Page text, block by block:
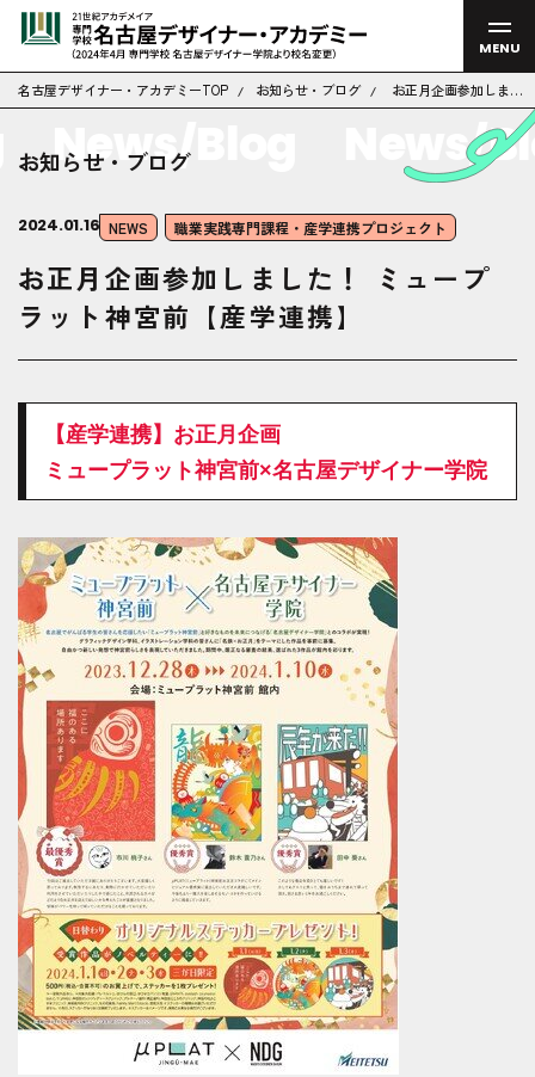
MENU
名古屋デザイナー・アカデミーTOP お知らせ・ブログ
お正月企画参加しまし
た！ ミュープラット神
宮前【産学連携】
News/Blog News/
お知らせ・ブログ
2024.01.16 NEWS 職業実践専門課程・産学連携プロジェクト
お正月企画参加しました！ ミュープ
ラット神宮前【産学連携】
【産学連携】お正月企画
ミュープラット神宮前×名古屋デザイナー学院